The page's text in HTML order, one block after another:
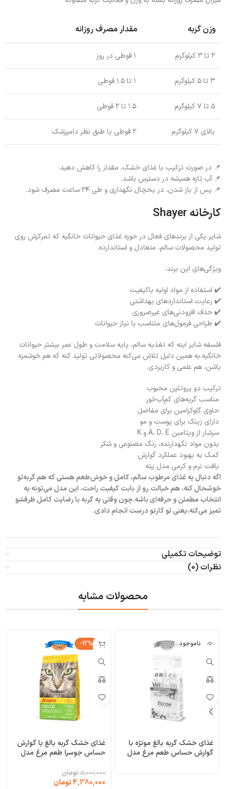
وزن گربه مقدار مصرف روزانه
۲ تا ۳ کیلوگرم ۱ قوطی در روز
۳ تا ۵ کیلوگرم ۱ تا ۱.۵ قوطی
۵ تا ۷ کیلوگرم ۱.۵ تا ۲ قوطی
بالای ۷ کیلوگرم ۲ قوطی یا طبق نظر دامپزشک
📌 در صورت ترکیب با غذای خشک، مقدار را کاهش دهید.
📌 آب تازه همیشه در دسترس باشد.
📌 پس از باز شدن، در یخچال نگهداری و طی ۲۴ ساعت مصرف شود.
کارخانه Shayer
شایر یکی از برندهای فعال در حوزه غذای حیوانات خانگیه که تمرکزش روی
تولید محصولات سالم، متعادل و استاندارده.
ویژگی‌های این برند:
✔️ استفاده از مواد اولیه باکیفیت
✔️ رعایت استانداردهای بهداشتی
✔️ حذف افزودنی‌های غیرضروری
✔️ طراحی فرمول‌های متناسب با نیاز حیوانات
فلسفه شایر اینه که تغذیه سالم، پایه سلامت و طول عمر بیشتر حیوانات
خانگیه.به همین دلیل تلاش می‌کنه محصولاتی تولید کنه که هم خوشمزه
باشن، هم علمی و کاربردی.
ترکیب دو پروتئین محبوب
مناسب گربه‌های کم‌آب‌خور
حاوی گلوکزامین برای مفاصل
دارای زینک برای پوست و مو
سرشار از ویتامین A، D، E و K
بدون مواد نگهدارنده، رنگ مصنوعی و شکر
کمک به بهبود عملکرد گوارش
بافت نرم و کرمی مدل پته
اگه دنبال یه غذای مرطوب سالم، کامل و خوش‌طعم هستی که هم گربه‌تو
خوشحال کنه، هم خیالت رو از بابت کیفیت راحت، این مدل می‌تونه یه
انتخاب مطمئن و حرفه‌ای باشه.چون وقتی یه گربه با رضایت کامل ظرفشو
تمیز می‌کنه،یعنی تو کارتو درست انجام دادی.
توضیحات تکمیلی
نظرات (0)
محصولات مشابه
ناموجود
غذای خشک گربه بالغ مونژه با
گوارش حساس طعم مرغ مدل
-12%
غذای خشک گربه بالغ با گوارش
حساس جوسرا طعم مرغ مدل
SensiCat Josera
5,000,000 تومان
4,380,000تومان